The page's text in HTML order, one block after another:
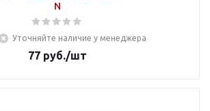
N
Уточняйте наличие у менеджера
77руб./шт